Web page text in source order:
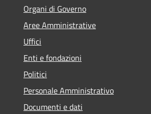
Organi di Governo
Aree Amministrative
Uffici
Enti e fondazioni
Politici
Personale Amministrativo
Documenti e dati